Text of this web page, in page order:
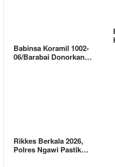
Babinsa Koramil 1002-
06/Barabai Donorkan…
Rikkes Berkala 2026,
Polres Ngawi Pastik…